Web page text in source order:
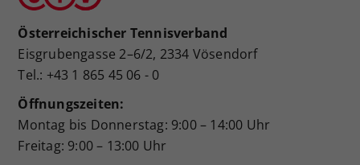
Österreichischer Tennisverband
Eisgrubengasse 2–6/2, 2334 Vösendorf
Tel.: +43 1 865 45 06 - 0
Öffnungszeiten:
Montag bis Donnerstag: 9:00 – 14:00 Uhr
Freitag: 9:00 – 13:00 Uhr